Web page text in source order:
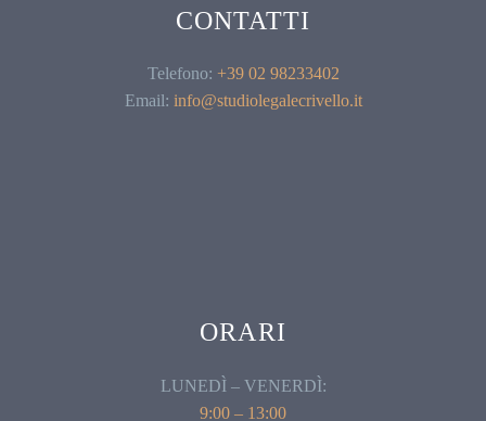
CONTATTI
Telefono: +39 02 98233402
Email: info@studiolegalecrivello.it
ORARI
LUNEDÌ – VENERDÌ:
9:00 – 13:00